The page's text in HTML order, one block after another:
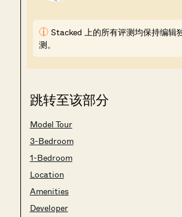
i Stacked 上的所有评测均保持编辑
测。
跳转至该部分
Model Tour
3-Bedroom
1-Bedroom
Location
Amenities
Developer